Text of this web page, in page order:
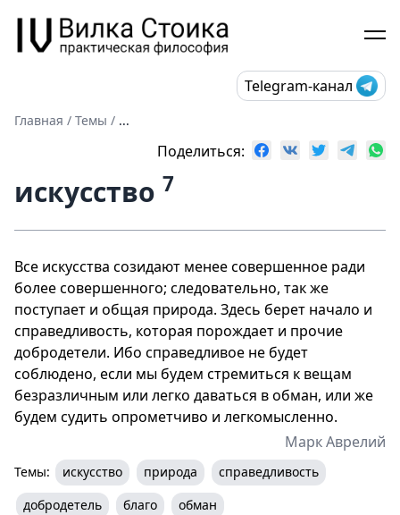
Telegram-канал
Главная / Темы / ...
Поделиться:
искусство 7
Все искусства созидают менее совершенное ради
более совершенного; следовательно, так же
поступает и общая природа. Здесь берет начало и
справедливость, которая порождает и прочие
добродетели. Ибо справедливое не будет
соблюдено, если мы будем стремиться к вещам
безразличным или легко даваться в обман, или же
будем судить опрометчиво и легкомысленно.
Марк Аврелий
Темы: искусство природа
справедливость
добродетель
благо обман